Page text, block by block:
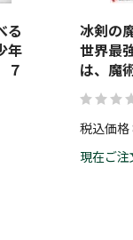
る
年
７
冰剣の
世界最
は、魔
税込価格
現在ご